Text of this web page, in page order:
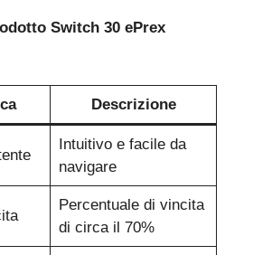
Switch 30 ePrex
Descrizione
Intuitivo e facile da
navigare
Percentuale di vincita
di circa il 70%